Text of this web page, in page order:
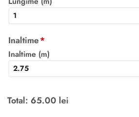
Inaltime*
Inaltime (m)
Total: 65.00 lei